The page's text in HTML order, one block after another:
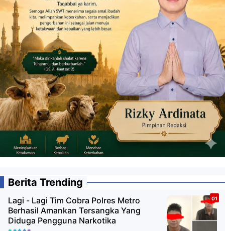
Berita Trending
Lagi - Lagi Tim Cobra Polres Metro
Berhasil Amankan Tersangka Yang
Diduga Pengguna Narkotika